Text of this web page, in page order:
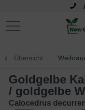
Übersicht
Goldgelbe Kalifornische Flusszeder
/ goldgelbe
Calocedrus